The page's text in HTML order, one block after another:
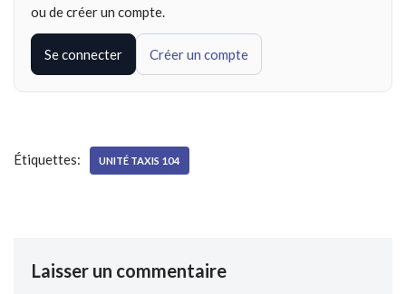
ou de créer un compte.
Se connecter Créer un compte
Étiquettes: UNITÉ TAXIS 104
Laisser un commentaire